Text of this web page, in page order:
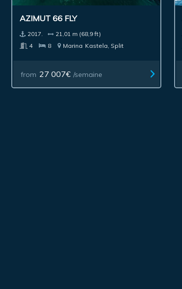
AZIMUT 66 FLY
2017.
21,01 m (68,9 ft)
4
8 Marina Kastela, Split
from 27 007€ /semaine